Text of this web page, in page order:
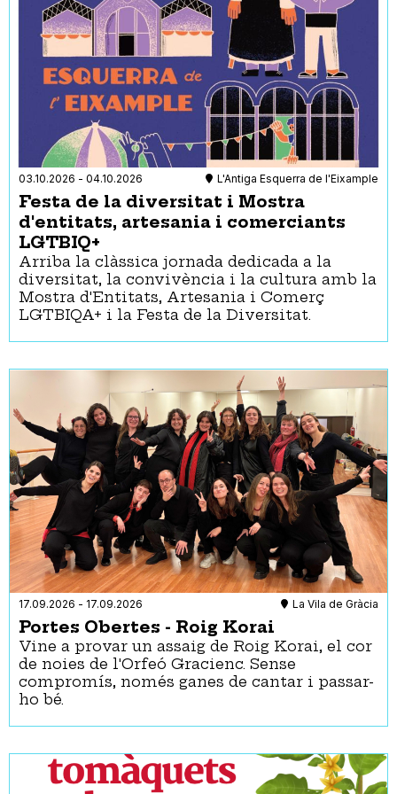
lectura fàcil
Materials tàctils
Pictogrames explicatius de l’activitat i els espais
Reserva de places d'aparcament per a persones amb
mobilitat reduïda
Reserva de seients per a persones amb discapacitat
visual i auditiva
Servei d’audiodescripció
Subtitulació
Suport per a persones amb discapacitat intel·lectual
Festa
- Qualsevol -
Festes majors
03.10.2026 - 04.10.2026 L'Antiga Esquerra de l'Eixample
Festa de la diversitat i Mostra
d'entitats, artesania i comerciants
LGTBIQ+
Arriba la clàssica jornada dedicada a la
diversitat, la convivència i la cultura amb la
Mostra d'Entitats, Artesania i Comerç
LGTBIQA+ i la Festa de la Diversitat.
17.09.2026 - 17.09.2026 La Vila de Gràcia
Portes Obertes - Roig Korai
Vine a provar un assaig de Roig Korai, el cor
de noies de l'Orfeó Gracienc. Sense
compromís, només ganes de cantar i passar-
ho bé.